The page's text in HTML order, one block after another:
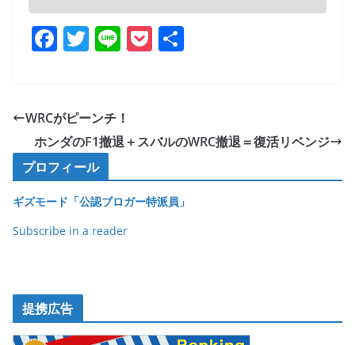
F
e
b
o
o
k
T
er
Li P
WRCがピーンチ！
ホンダのF1撤退＋スバルのWRC撤退＝復活リベンジ
プロフィール
ギズモード「公認ブロガー特派員」
Subscribe in a reader
提携広告